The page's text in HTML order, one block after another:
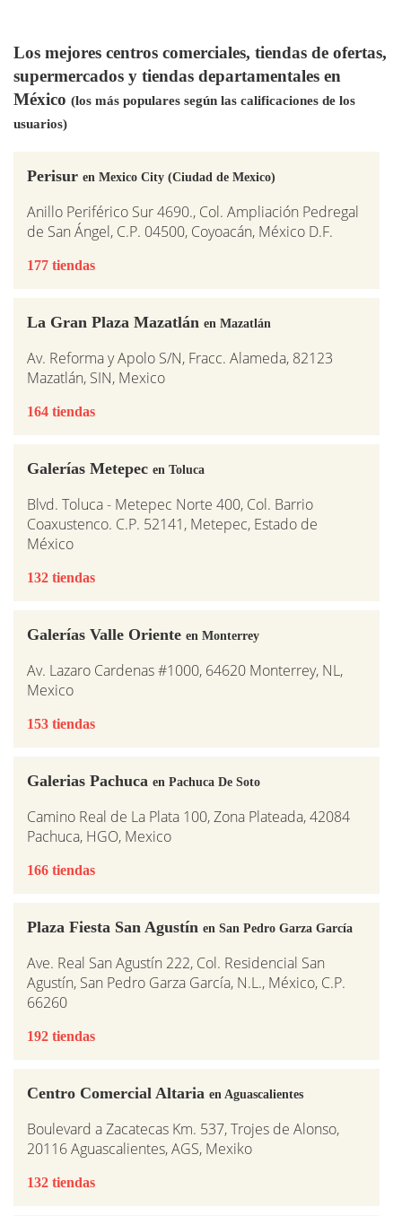
Los mejores centros comerciales, tiendas de ofertas,
supermercados y tiendas departamentales en
México (los más populares según las calificaciones de los
usuarios)
Perisur en Mexico City (Ciudad de Mexico)
Anillo Periférico Sur 4690., Col. Ampliación Pedregal
de San Ángel, C.P. 04500, Coyoacán, México D.F.
177 tiendas
La Gran Plaza Mazatlán en Mazatlán
Av. Reforma y Apolo S/N, Fracc. Alameda, 82123
Mazatlán, SIN, Mexico
164 tiendas
Galerías Metepec en Toluca
Blvd. Toluca - Metepec Norte 400, Col. Barrio
Coaxustenco. C.P. 52141, Metepec, Estado de
México
132 tiendas
Galerías Valle Oriente en Monterrey
Av. Lazaro Cardenas #1000, 64620 Monterrey, NL,
Mexico
153 tiendas
Galerias Pachuca en Pachuca De Soto
Camino Real de La Plata 100, Zona Plateada, 42084
Pachuca, HGO, Mexico
166 tiendas
Plaza Fiesta San Agustín en San Pedro Garza García
Ave. Real San Agustín 222, Col. Residencial San
Agustín, San Pedro Garza García, N.L., México, C.P.
66260
192 tiendas
Centro Comercial Altaria en Aguascalientes
Boulevard a Zacatecas Km. 537, Trojes de Alonso,
20116 Aguascalientes, AGS, Mexiko
132 tiendas